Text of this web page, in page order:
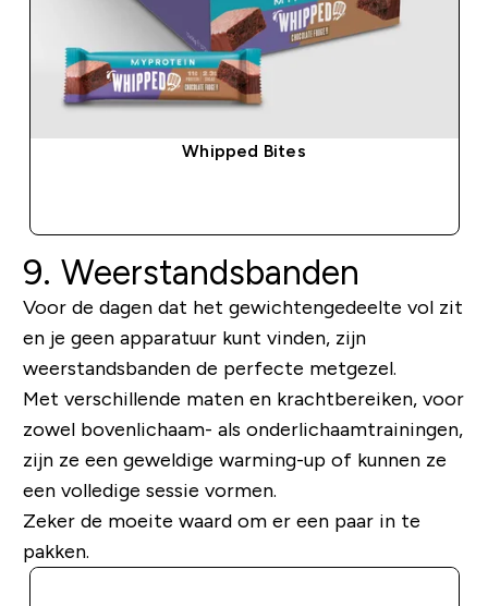
Whipped Bites
9. Weerstandsbanden
Voor de dagen dat het gewichtengedeelte vol zit
en je geen apparatuur kunt vinden, zijn
weerstandsbanden de perfecte metgezel.
Met verschillende maten en krachtbereiken, voor
zowel bovenlichaam- als onderlichaamtrainingen,
zijn ze een geweldige warming-up of kunnen ze
een volledige sessie vormen.
Zeker de moeite waard om er een paar in te
pakken.